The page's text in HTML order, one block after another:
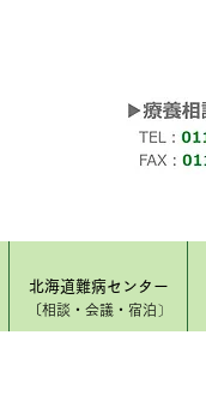
北海道難病センター
〔​相談・会議・宿泊〕